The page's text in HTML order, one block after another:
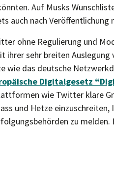
Auf Musks
auch nach Veröffentlichung
ohne Regulierung und
ihrer sehr breiten
wie das deutsche
Digitalgesetz
wie Twitter klare
und Hetze
zu